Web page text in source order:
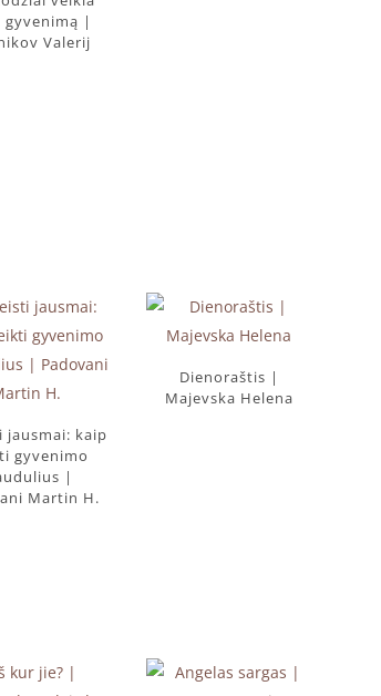
gyvenimą |
Valerij
jausmai: kaip
gyvenimo
|
Martin H.
Dienoraštis |
Majevska Helena